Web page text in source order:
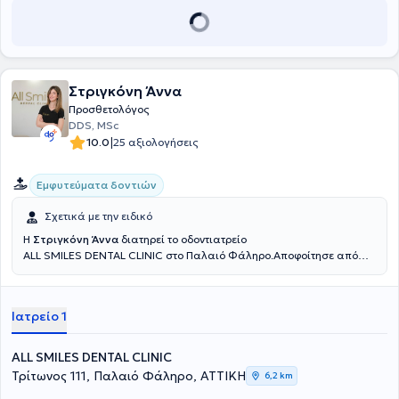
Στριγκόνη Άννα
Προσθετολόγος
DDS, MSc
10.0|25 αξιολογήσεις
Εμφυτεύματα δοντιών
Σχετικά με την ειδικό
Η Στριγκόνη Άννα διατηρεί το οδοντιατρείο
ALL SMILES DENTAL CLINIC στο Παλαιό Φάληρο.Αποφοίτησε από
Πανεπστημίου Αθηνών το 2018. Το 2019 εισήχθει στο Μεταπτυχιακό
Εμφυτευματολογία του Πανεπιστημίου Αθηνών. Από το 2018 ως και
σήμερα διατελεί επιστημονική συνεργάτης στο γνωστικό
αντικείμενο της Προσθετικής στην Οδοντιατρική Σχολή του ΕΚΠΑ.
Έχει συμμετάσχει σε πολυάριθμα τοπικά και διεθνή συνέδρια με
ομιλίες και ελεύθερες ανακοινώσεις, ενώ έχει δημοσιεύσει
Ιατρείο 1
ALL SMILES DENTAL CLINIC
Τρίτωνος 111, Παλαιό Φάληρο, ΑΤΤΙΚΗ
6,2 km